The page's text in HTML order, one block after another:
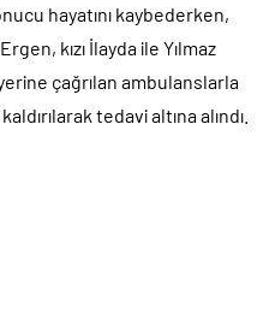
hayatını kaybederken,
kızı İlayda ile Yılmaz
çağrılan ambulanslarla
tedavi altına alındı.